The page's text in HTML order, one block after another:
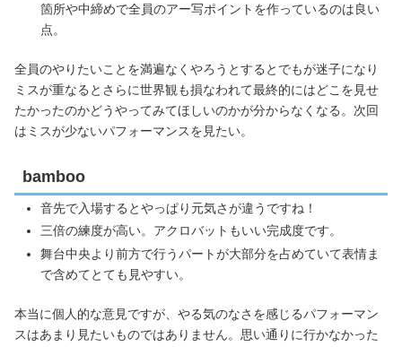
箇所や中締めで全員のアー写ポイントを作っているのは良い
点。
全員のやりたいことを満遍なくやろうとするとでもが迷子になり
ミスが重なるとさらに世界観も損なわれて最終的にはどこを見せ
たかったのかどうやってみてほしいのかが分からなくなる。次回
はミスが少ないパフォーマンスを見たい。
bamboo
音先で入場するとやっぱり元気さが違うですね！
三倍の練度が高い。アクロバットもいい完成度です。
舞台中央より前方で行うパートが大部分を占めていて表情ま
で含めてとても見やすい。
本当に個人的な意見ですが、やる気のなさを感じるパフォーマン
スはあまり見たいものではありません。思い通りに行かなかった